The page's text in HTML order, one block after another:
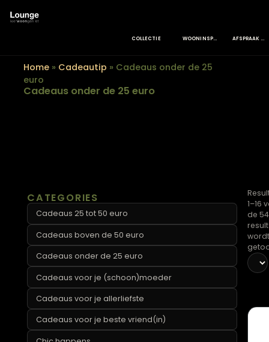
Home » Cadeautip»Cadeaus onder de 25
euro
CATEGORIES
Cadeaus 25 tot 50 euro
Cadeaus boven de 50 euro
Cadeaus onder de 25 euro
Cadeaus voor je (schoon)moeder
Cadeaus voor je allerliefste